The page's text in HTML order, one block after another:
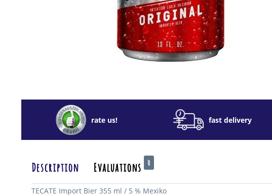
rate us! fast delivery
Description Evaluations 0
TECATE Import Bier 355 ml / 5 % Mexiko